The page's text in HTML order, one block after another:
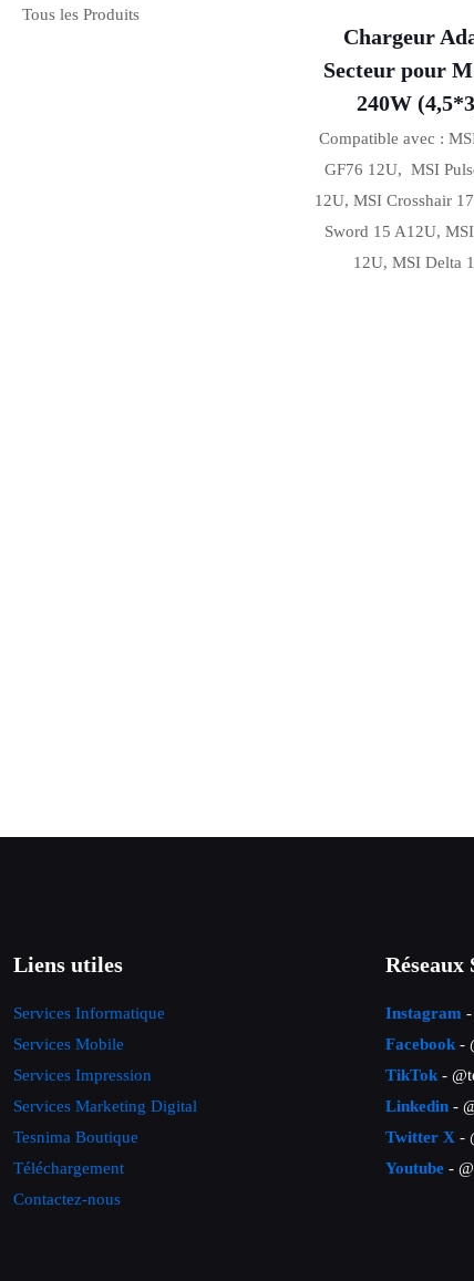
Chargeur
Secteur pour
240W
Compatible avec :
GF76 12U, MSI
12U, MSI Crosshair
Sword 15 A12U,
12U, MSI Delta
Tous les Produits
Liens utiles
Services Informatique
Services Mobile
Services Impression
Services Marketing Digital
Tesnima Boutique
Téléchargement
Contactez-nous
Réseaux
Instagram
Facebook-
TikTok-
Linkedin -
Twitter X -
Youtube -